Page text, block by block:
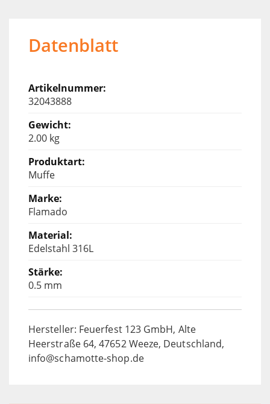
Datenblatt
32043888
2.00 kg
Muffe
Flamado
Edelstahl 316L
0.5 mm
Hersteller: Feuerfest 123 GmbH, Alte
Heerstraße 64, 47652 Weeze, Deutschland,
info@schamotte-shop.de